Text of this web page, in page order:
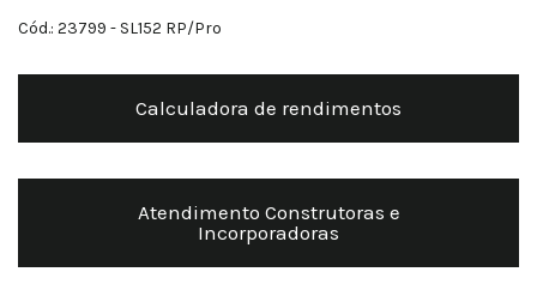
Cód.: 23799 - SL152 RP/Pro
Calculadora de rendimentos
Atendimento Construtoras e
Incorporadoras